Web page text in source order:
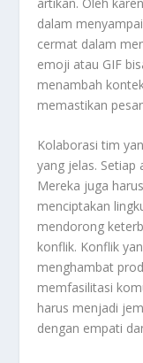
dalam
cermat dalam
emoji atau GIF
menambah
memastikan
Kolaborasi tim
yang jelas. Setiap
Mereka juga
menciptakan
mendorong
konflik. Konflik
menghambat
memfasilitasi
harus menjadi
dengan empati